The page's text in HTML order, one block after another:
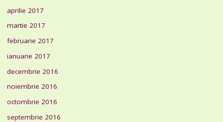
aprilie 2017
martie 2017
februarie 2017
ianuarie 2017
decembrie 2016
noiembrie 2016
octombrie 2016
septembrie 2016